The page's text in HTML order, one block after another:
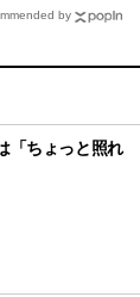
by
「ちょっと照れ